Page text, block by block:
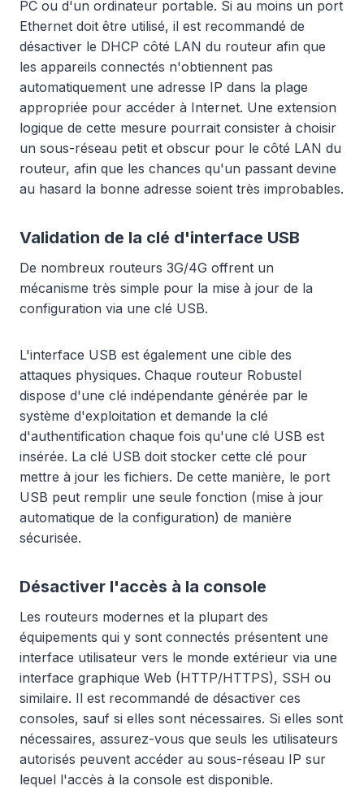
PC ou d'un ordinateur portable. Si au moins un port
Ethernet doit être utilisé, il est recommandé de
désactiver le DHCP côté LAN du routeur afin que
les appareils connectés n'obtiennent pas
automatiquement une adresse IP dans la plage
appropriée pour accéder à Internet. Une extension
logique de cette mesure pourrait consister à choisir
un sous-réseau petit et obscur pour le côté LAN du
routeur, afin que les chances qu'un passant devine
au hasard la bonne adresse soient très improbables.
Validation de la clé d'interface USB
De nombreux routeurs 3G/4G offrent un
mécanisme très simple pour la mise à jour de la
configuration via une clé USB.
L'interface USB est également une cible des
attaques physiques. Chaque routeur Robustel
dispose d'une clé indépendante générée par le
système d'exploitation et demande la clé
d'authentification chaque fois qu'une clé USB est
insérée. La clé USB doit stocker cette clé pour
mettre à jour les fichiers. De cette manière, le port
USB peut remplir une seule fonction (mise à jour
automatique de la configuration) de manière
sécurisée.
Désactiver l'accès à la console
Les routeurs modernes et la plupart des
équipements qui y sont connectés présentent une
interface utilisateur vers le monde extérieur via une
interface graphique Web (HTTP/HTTPS), SSH ou
similaire. Il est recommandé de désactiver ces
consoles, sauf si elles sont nécessaires. Si elles sont
nécessaires, assurez-vous que seuls les utilisateurs
autorisés peuvent accéder au sous-réseau IP sur
lequel l'accès à la console est disponible.